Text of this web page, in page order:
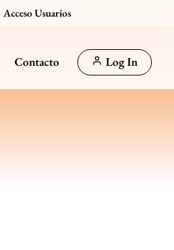
Acceso Usuarios
Contacto Log In